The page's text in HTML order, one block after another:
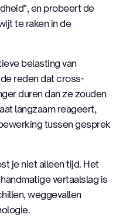
en probeert de
te raken in de
belasting van
reden dat cross-
duren dan ze zouden
langzaam reageert,
tussen gesprek
je niet alleen tijd. Het
vertaalslag is
weggevallen